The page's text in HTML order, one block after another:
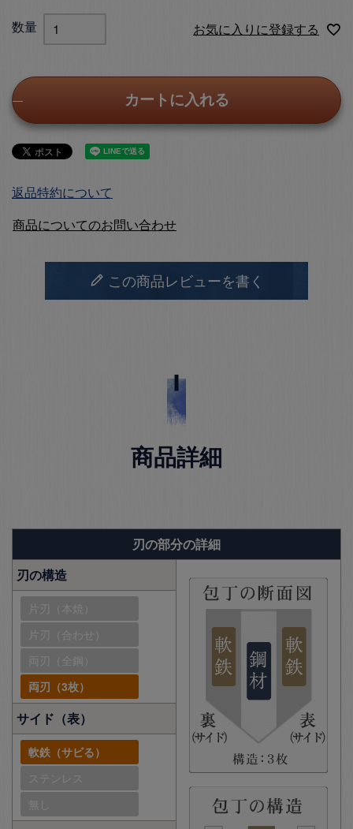
お気に入りに登録する
カートに入れる
返品特約について
商品についてのお問い合わせ
この商品レビューを書く
商品詳細
刃の部分の詳細
刃の構造
片刃（本焼）
片刃（合わせ）
両刃（全鋼）
両刃（3枚）
サイド（表）
軟鉄（サビる）
ステンレス
無し